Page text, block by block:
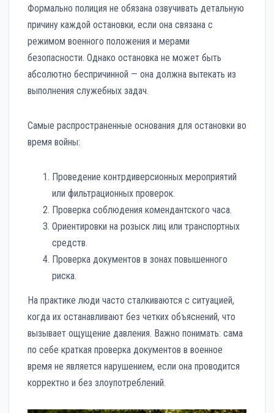
Формально полиция не обязана озвучивать детальную
причину каждой остановки, если она связана с
режимом военного положения и мерами
безопасности. Однако остановка не может быть
абсолютно беспричинной — она должна вытекать из
выполнения служебных задач.
Самые распространенные основания для остановки во
время войны:
Проведение контрдиверсионных мероприятий
или фильтрационных проверок.
Проверка соблюдения комендантского часа.
Ориентировки на розыск лиц или транспортных
средств.
Проверка документов в зонах повышенного
риска.
На практике люди часто сталкиваются с ситуацией,
когда их останавливают без четких объяснений, что
вызывает ощущение давления. Важно понимать: сама
по себе краткая проверка документов в военное
время не является нарушением, если она проводится
корректно и без злоупотреблений.